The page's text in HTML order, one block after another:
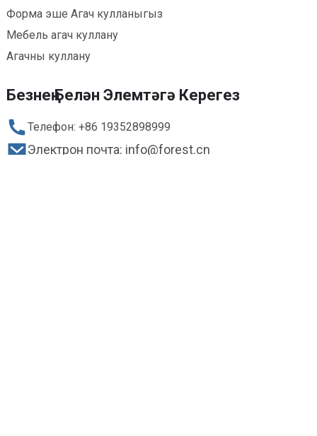
Форма эше Агач кулланыгыз
Мебель агач куллану
Агачны куллану
Безнең Белән Элемтәгә Керегез
Телефон: +86 19352898999
Электрон почта: info@forest.cn